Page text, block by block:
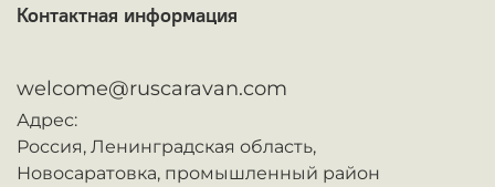
Контактная информация
welcome@ruscaravan.com
Адрес:
Россия, Ленинградская область,
Новосаратовка, промышленный район